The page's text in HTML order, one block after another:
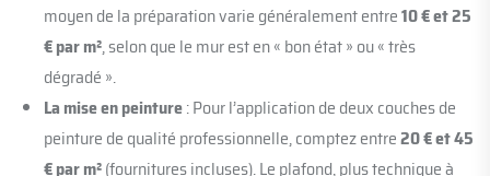
moyen de la préparation varie généralement entre10 € et 25
€ par m², selon que le mur est en « bon état » ou « très
dégradé ».
La mise en peinture: Pour l’application de deux couches de
peinture de qualité professionnelle, comptez entre20 € et 45
€ par m²(fournitures incluses). Le plafond, plus technique à